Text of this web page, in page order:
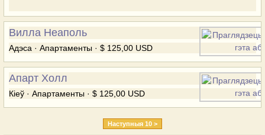
Вилла Неаполь
Адэса · Апартаменты · $ 125,00 USD
Апарт Холл
Кіеў · Апартаменты · $ 125,00 USD
Наступныя 10 >